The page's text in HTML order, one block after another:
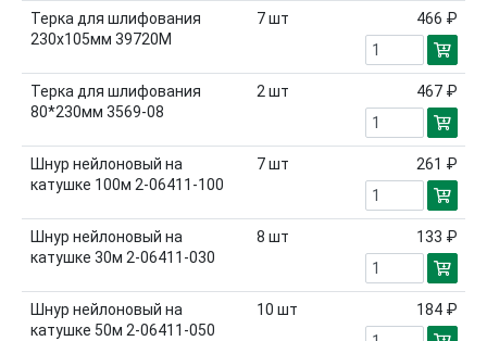
Терка для шлифования
230х105мм 39720М
7шт 466 ₽
Терка для шлифования
80*230мм 3569-08
2шт 467 ₽
Шнур нейлоновый на
катушке 100м 2-06411-100
7шт 261 ₽
Шнур нейлоновый на
катушке 30м 2-06411-030
8 шт 133 ₽
Шнур нейлоновый на
катушке 50м 2-06411-050
10 шт 184 ₽